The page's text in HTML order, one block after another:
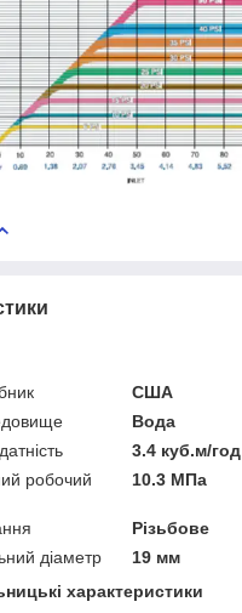
США
Вода
3.4 куб.м/год
робочий
10.3 МПа
Різьбове
діаметр
19 мм
характеристики